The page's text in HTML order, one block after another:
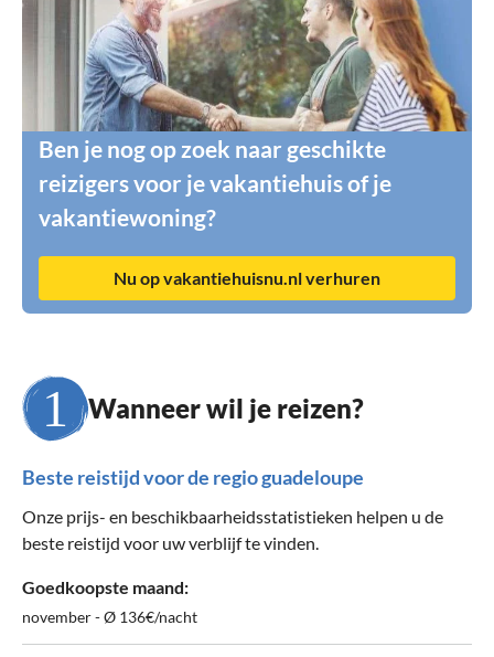
Ben je nog op zoek naar geschikte
reizigers voor je vakantiehuis of je
vakantiewoning?
Nu op vakantiehuisnu.nl verhuren
Wanneer wil je reizen?
Beste reistijd voor de regio guadeloupe
Onze prijs- en beschikbaarheidsstatistieken helpen u de
beste reistijd voor uw verblijf te vinden.
Goedkoopste maand:
november - Ø 136€/nacht